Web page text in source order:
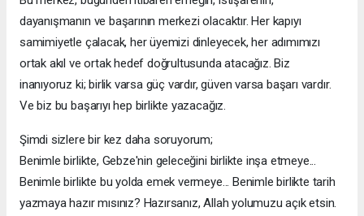
dayanışmanın ve başarının merkezi olacaktır. Her kapıyı
samimiyetle çalacak, her üyemizi dinleyecek, her adımımızı
ortak akıl ve ortak hedef doğrultusunda atacağız. Biz
inanıyoruz ki; birlik varsa güç vardır, güven varsa başarı vardır.
Ve biz bu başarıyı hep birlikte yazacağız.
Şimdi sizlere bir kez daha soruyorum;
Benimle birlikte, Gebze'nin geleceğini birlikte inşa etmeye...
Benimle birlikte bu yolda emek vermeye... Benimle birlikte tarih
yazmaya hazır mısınız? Hazırsanız, Allah yolumuzu açık etsin.